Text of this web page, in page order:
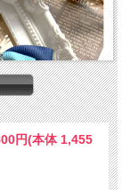
円(本体 1,455